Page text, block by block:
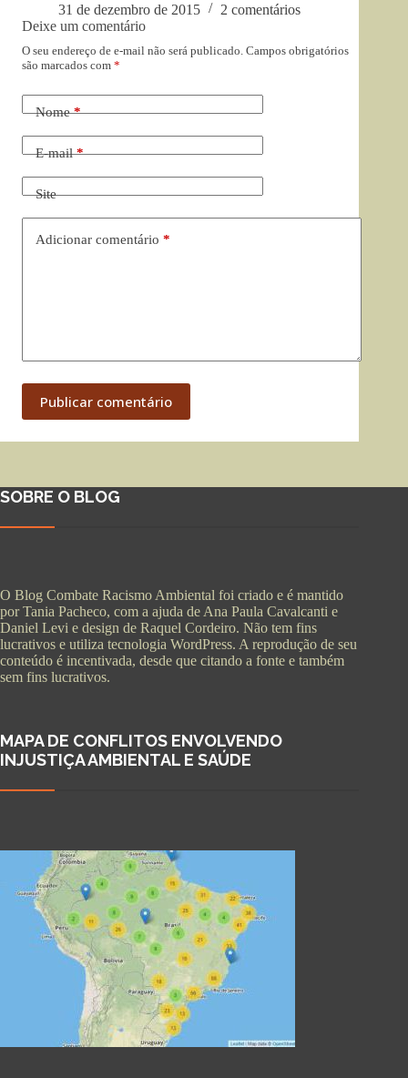
31 de dezembro de 2015
2 comentários
Deixe um comentário
O seu endereço de e-mail não será publicado. Campos obrigatórios
são marcados com *
Nome*
E-mail*
Site
Adicionar comentário *
Publicar comentário
SOBRE O BLOG
O Blog Combate Racismo Ambiental foi criado e é mantido
por Tania Pacheco, com a ajuda de Ana Paula Cavalcanti e
Daniel Levi e design de Raquel Cordeiro. Não tem fins
lucrativos e utiliza tecnologia WordPress. A reprodução de seu
conteúdo é incentivada, desde que citando a fonte e também
sem fins lucrativos.
MAPA DE CONFLITOS ENVOLVENDO
INJUSTIÇA AMBIENTAL E SAÚDE